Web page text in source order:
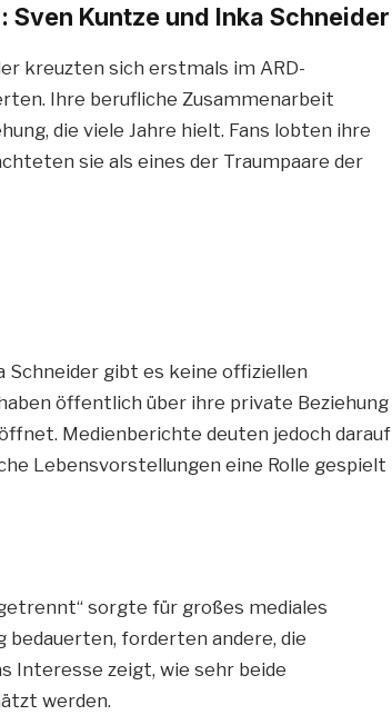
Kuntze und Inka Schneider
kreuzten sich erstmals im ARD-
Ihre berufliche Zusammenarbeit
die viele Jahre hielt. Fans lobten ihre
sie als eines der Traumpaare der
Schneider gibt es keine offiziellen
öffentlich über ihre private Beziehung
Medienberichte deuten jedoch darauf
Lebensvorstellungen eine Rolle gespielt
sorgte für großes mediales
bedauerten, forderten andere, die
Interesse zeigt, wie sehr beide
werden.